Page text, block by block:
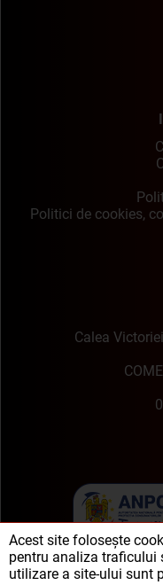
Politici de cookies,
Calea
Acest site folosește
pentru analiza traficului
utilizare a site-ului sunt